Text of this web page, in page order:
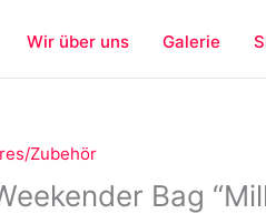
Wir über uns Galerie
Zubehör
Bag